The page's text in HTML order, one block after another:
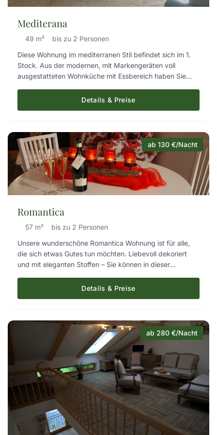
Mediterana
49 m²
bis zu 2 Personen
Diese Wohnung im mediterranen Stil befindet sich im 1.
Stock. Aus der modernen, mit Markengeräten voll
ausgestatteten Wohnküche mit Essbereich haben Sie
klu­sive Badezimmer lassen keine Wünsche offen und
Details & Preise
ab 130 €/Nacht
Romantica
57 m²
bis zu 2 Personen
Unsere wunderschöne Romantica Wohnung ist für alle,
die sich etwas Gutes tun möchten. Liebevoll dekoriert
und mit eleganten Stoffen – Sie können in dieser
separates Schlafzimmer sowie das ex­klu­sive
Badezimmer lassen keine Wünsche offen. Bei Bedarf
Details & Preise
ab 280 €/Nacht